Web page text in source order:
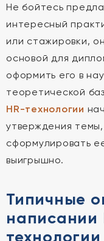
Не бойтесь
интересный
или стажировки,
основой для
оформить его в
теоретической
HR-технологии
утверждения
сформулировать
выигрышно.
Типичные
написании
технологии